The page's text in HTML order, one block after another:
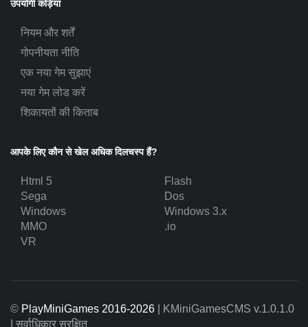
उपयोगी कड़ियां
नियम और शर्तें
गोपनीयता नीति
एक नया गेम सुझाएं
नया गेम लोड करें
शिकायतों की किताब
आपके लिए कौन से खेल अधिक दिलचस्प हैं?
Html 5
Flash
Sega
Dos
Windows
Windows 3.x
MMO
.io
VR
© PlayMiniGames 2016-2026 | KMiniGamesCMS v.1.0.1.0
| सर्वाधिकार सुरक्षित